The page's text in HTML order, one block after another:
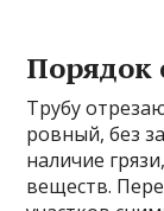
Порядок
Трубу
ровный, без
наличие
веществ.